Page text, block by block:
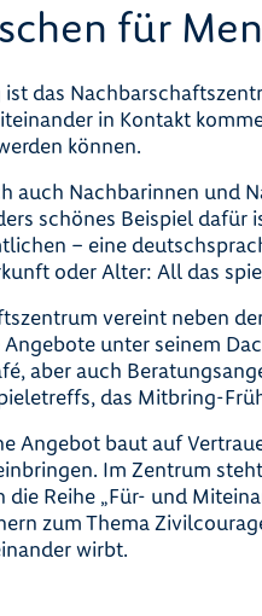
für
das
in Kontakt
können.
auch Nachbarinnen und
schönes Beispiel
– eine
oder Alter: All das
vereint neben
unter seinem
aber auch
das Mitbring-
Angebot baut auf
Im Zentrum
Reihe „Für- und
zum Thema
wirbt.